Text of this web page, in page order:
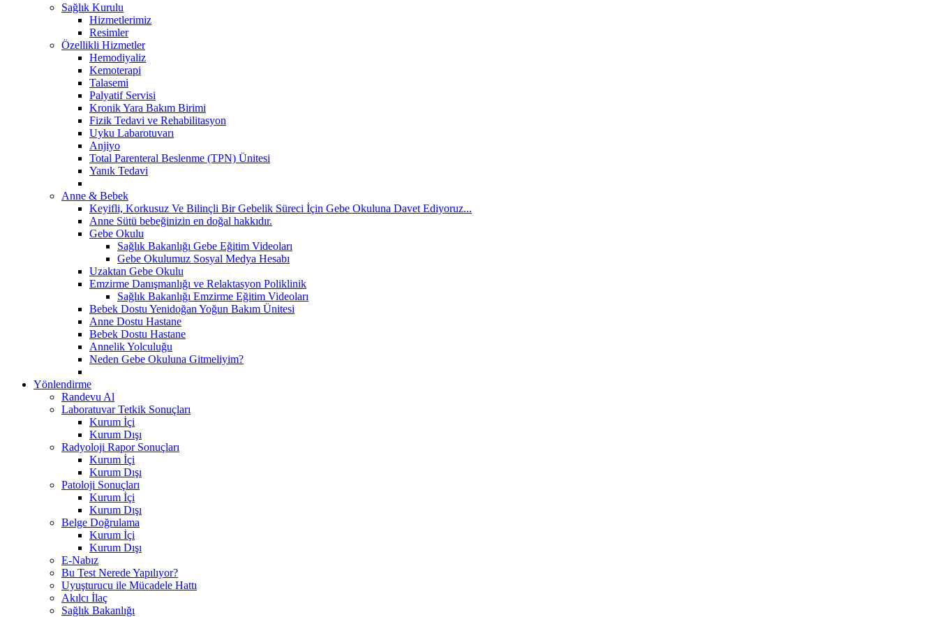
Sağlık Kurulu
Hizmetlerimiz
Resimler
Özellikli Hizmetler
Hemodiyaliz
Kemoterapi
Talasemi
Palyatif Servisi
Kronik Yara Bakım Birimi
Fizik Tedavi ve Rehabilitasyon
Uyku Labarotuvarı
Anjiyo
Total Parenteral Beslenme (TPN) Ünitesi
Yanık Tedavi
Anne & Bebek
Keyifli, Korkusuz Ve Bilinçli Bir Gebelik Süreci İçin Gebe Okuluna Davet Ediyoruz...
Anne Sütü bebeğinizin en doğal hakkıdır.
Gebe Okulu
Sağlık Bakanlığı Gebe Eğitim Videoları
Gebe Okulumuz Sosyal Medya Hesabı
Uzaktan Gebe Okulu
Emzirme Danışmanlığı ve Relaktasyon Poliklinik
Sağlık Bakanlığı Emzirme Eğitim Videoları
Bebek Dostu Yenidoğan Yoğun Bakım Ünitesi
Anne Dostu Hastane
Bebek Dostu Hastane
Annelik Yolculuğu
Neden Gebe Okuluna Gitmeliyim?
Yönlendirme
Randevu Al
Laboratuvar Tetkik Sonuçları
Kurum İçi
Kurum Dışı
Radyoloji Rapor Sonuçları
Kurum İçi
Kurum Dışı
Patoloji Sonuçları
Kurum İçi
Kurum Dışı
Belge Doğrulama
Kurum İçi
Kurum Dışı
E-Nabız
Bu Test Nerede Yapılıyor?
Uyuşturucu ile Mücadele Hattı
Akılcı İlaç
Sağlık Bakanlığı